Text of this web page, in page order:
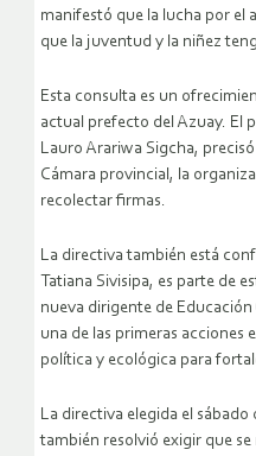
manifestó que la lucha por el
que la juventud y la niñez
Esta consulta es un
actual prefecto del Azuay. El
Lauro Arariwa Sigcha,
Cámara provincial, la
recolectar firmas.
La directiva también está
Tatiana Sivisipa, es parte de
nueva dirigente de
una de las primeras acciones
política y ecológica para
La directiva elegida el sábado
también resolvió exigir que se